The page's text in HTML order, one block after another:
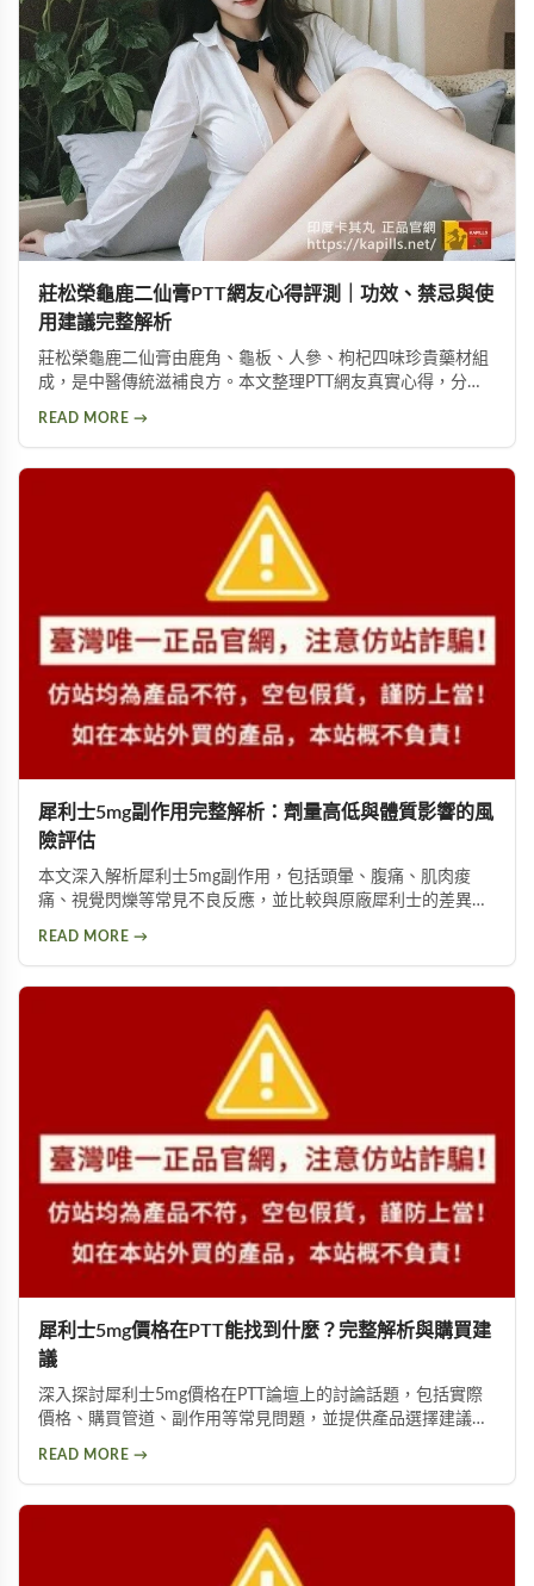
莊松榮龜鹿二仙膏PTT網友心得評測｜功效、禁忌與使
用建議完整解析
莊松榮龜鹿二仙膏由鹿角、龜板、人參、枸杞四味珍貴藥材組
成，是中醫傳統滋補良方。本文整理PTT網友真實心得，分析
READ MORE →
犀利士5mg副作用完整解析：劑量高低與體質影響的風
險評估
本文深入解析犀利士5mg副作用，包括頭暈、腹痛、肌肉痠
痛、視覺閃爍等常見不良反應，並比較與原廠犀利士的差異。
READ MORE →
犀利士5mg價格在PTT能找到什麼？完整解析與購買建
議
深入探討犀利士5mg價格在PTT論壇上的討論話題，包括實際
價格、購買管道、副作用等常見問題，並提供產品選擇建議，
READ MORE →